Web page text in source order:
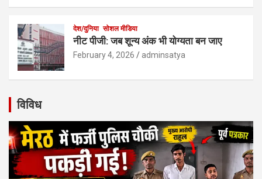
देश/दुनिया सोशल मीडिया
नीट पीजी: जब शून्य अंक भी योग्यता बन जाए
February 4, 2026 adminsatya
विविध